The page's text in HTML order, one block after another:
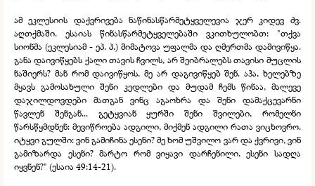
ამ ეკლესიის დაქვრივება ნაწინასწარმეტყველევია ჯერ კიდევ ძვ.
აღთქმაში. ესაიას წინასწარმეტყველებაში ვკითხულობთ: "თქვა
სიონმა (ეკლესიამ - ეპ. პ.) მიმატოვა უფალმა და ღმერთმა დამივიწყა.
განა დაივიწყებს ქალი თავის ჩვილს, არ შეიბრალებს თავისი მუცლის
ნაშიერს? მან რომ დაივიწყოს, მე არ დაგივიწყებ შენ. აჰა, ხელებზე
მყავს გამოსახული შენი კედლები და მუდამ ჩემს წინაა, მალევე
დაჯილდოვდები მათგან ვინც აგაოხრა და შენი დამაქცევარნი
წავლენ შენგან... გეტყვიან ყურში შენი შვილები, რომელნი
წარსწყმდნენ: მევიწროება ადგილი, მიქმენ ადგილი რათა ვიცხოვრო.
იტყვი გულში: ვინ გამიჩინა ესენი? მე ხომ უშვილო ვარ და ქვრივი, ვინ
გამიზარდა ესენი? მარტო რომ ვიყავი დარჩენილი, ესენი სადღა
იყვნენ?" (ესაია 49:14-21).